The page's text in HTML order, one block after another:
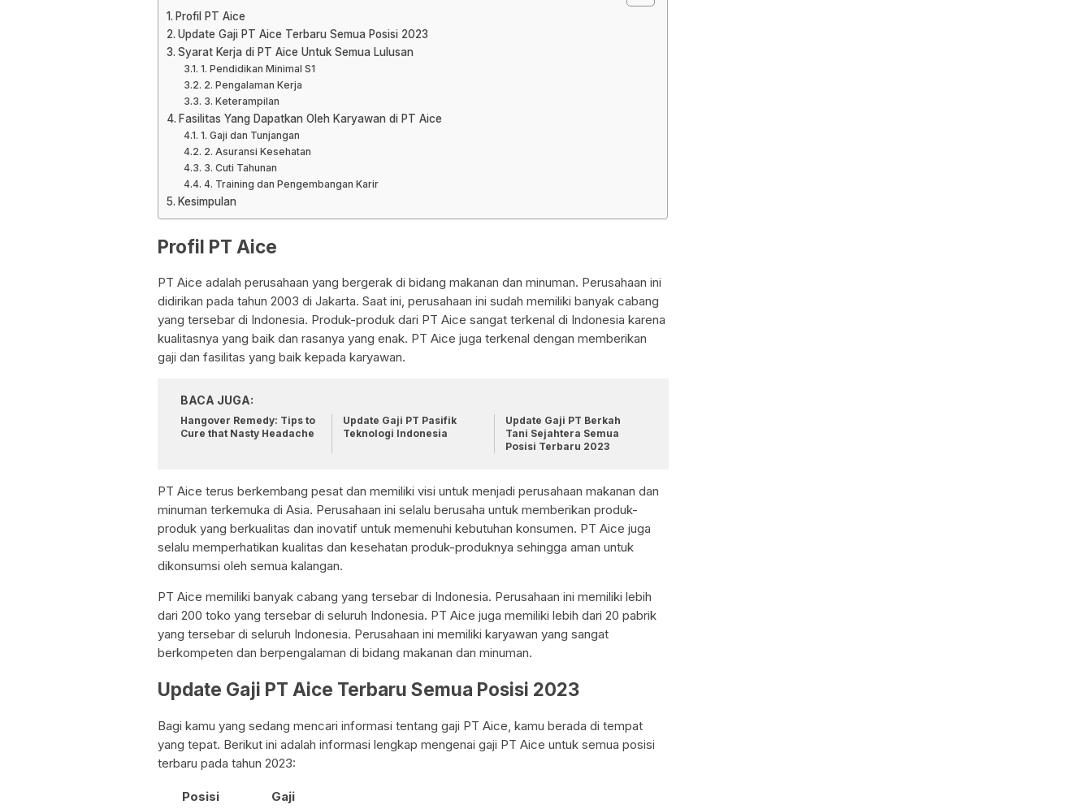
Profil PT Aice
Update Gaji PT Aice Terbaru Semua Posisi 2023
Syarat Kerja di PT Aice Untuk Semua Lulusan
1. Pendidikan Minimal S1
2. Pengalaman Kerja
3. Keterampilan
Fasilitas Yang Dapatkan Oleh Karyawan di PT Aice
1. Gaji dan Tunjangan
2. Asuransi Kesehatan
3. Cuti Tahunan
4. Training dan Pengembangan Karir
Kesimpulan
Profil PT Aice
PT Aice adalah perusahaan yang bergerak di bidang makanan dan minuman. Perusahaan ini
didirikan pada tahun 2003 di Jakarta. Saat ini, perusahaan ini sudah memiliki banyak cabang
yang tersebar di Indonesia. Produk-produk dari PT Aice sangat terkenal di Indonesia karena
kualitasnya yang baik dan rasanya yang enak. PT Aice juga terkenal dengan memberikan
gaji dan fasilitas yang baik kepada karyawan.
BACA JUGA:
Hangover Remedy: Tips to
Cure that Nasty Headache
Update Gaji PT Pasifik
Teknologi Indonesia
Update Gaji PT Berkah
Tani Sejahtera Semua
Posisi Terbaru 2023
PT Aice terus berkembang pesat dan memiliki visi untuk menjadi perusahaan makanan dan
minuman terkemuka di Asia. Perusahaan ini selalu berusaha untuk memberikan produk-
produk yang berkualitas dan inovatif untuk memenuhi kebutuhan konsumen. PT Aice juga
selalu memperhatikan kualitas dan kesehatan produk-produknya sehingga aman untuk
dikonsumsi oleh semua kalangan.
PT Aice memiliki banyak cabang yang tersebar di Indonesia. Perusahaan ini memiliki lebih
dari 200 toko yang tersebar di seluruh Indonesia. PT Aice juga memiliki lebih dari 20 pabrik
yang tersebar di seluruh Indonesia. Perusahaan ini memiliki karyawan yang sangat
berkompeten dan berpengalaman di bidang makanan dan minuman.
Update Gaji PT Aice Terbaru Semua Posisi 2023
Bagi kamu yang sedang mencari informasi tentang gaji PT Aice, kamu berada di tempat
yang tepat. Berikut ini adalah informasi lengkap mengenai gaji PT Aice untuk semua posisi
terbaru pada tahun 2023:
Posisi
Gaji